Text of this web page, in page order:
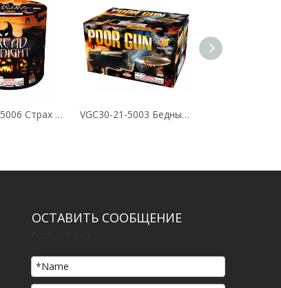
VGC30-19-5006 Страх ночи 19 выстрелов торт VGC30-21-5003 Бедный пистолет 21 выстрел пирог
ОСТАВИТЬ СООБЩЕНИЕ